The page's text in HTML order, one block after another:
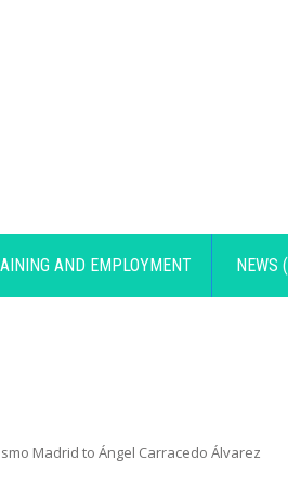
AND EMPLOYMENT NEWS
Madrid to Ángel Carracedo Álvarez